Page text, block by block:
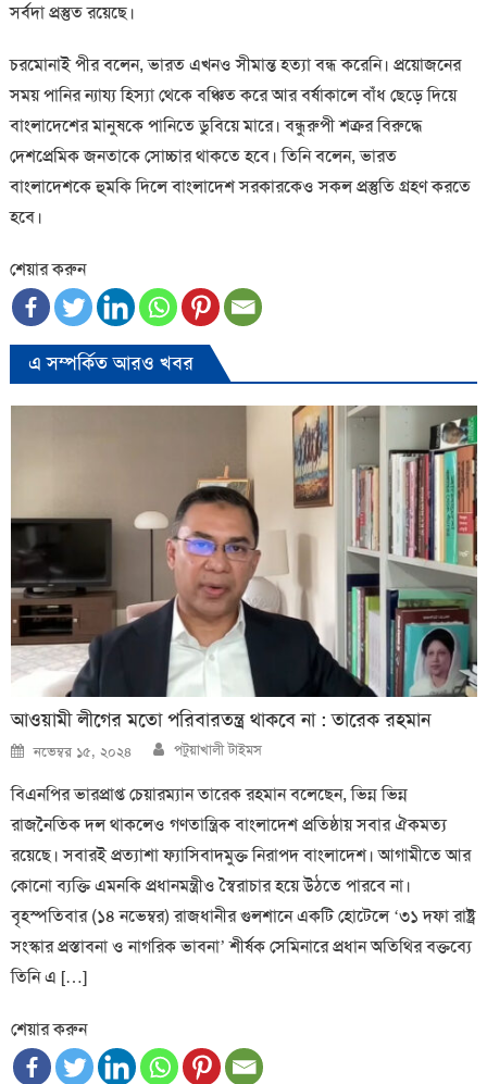
সর্বদা প্রস্তুত রয়েছে।
চরমোনাই পীর বলেন, ভারত এখনও সীমান্ত হত্যা বন্ধ করেনি। প্রয়োজনের
সময় পানির ন্যায্য হিস্যা থেকে বঞ্চিত করে আর বর্ষাকালে বাঁধ ছেড়ে দিয়ে
বাংলাদেশের মানুষকে পানিতে ডুবিয়ে মারে। বন্ধুরুপী শত্রুর বিরুদ্ধে
দেশপ্রেমিক জনতাকে সোচ্চার থাকতে হবে। তিনি বলেন, ভারত
বাংলাদেশকে হুমকি দিলে বাংলাদেশ সরকারকেও সকল প্রস্তুতি গ্রহণ করতে
হবে।
শেয়ার করুন
এ সম্পর্কিত আরও খবর
আওয়ামী লীগের মতো পরিবারতন্ত্র থাকবে না : তারেক রহমান
Posted
on
নভেম্বর ১৫, ২০২৪ Author
পটুয়াখালী টাইমস
বিএনপির ভারপ্রাপ্ত চেয়ারম্যান তারেক রহমান বলেছেন, ভিন্ন ভিন্ন
রাজনৈতিক দল থাকলেও গণতান্ত্রিক বাংলাদেশ প্রতিষ্ঠায় সবার ঐকমত্য
রয়েছে। সবারই প্রত্যাশা ফ্যাসিবাদমুক্ত নিরাপদ বাংলাদেশ। আগামীতে আর
কোনো ব্যক্তি এমনকি প্রধানমন্ত্রীও স্বৈরাচার হয়ে উঠতে পারবে না।
বৃহস্পতিবার (১৪ নভেম্বর) রাজধানীর গুলশানে একটি হোটেলে ‘৩১ দফা রাষ্ট্র
সংস্কার প্রস্তাবনা ও নাগরিক ভাবনা’ শীর্ষক সেমিনারে প্রধান অতিথির বক্তব্যে
তিনি এ […]
শেয়ার করুন